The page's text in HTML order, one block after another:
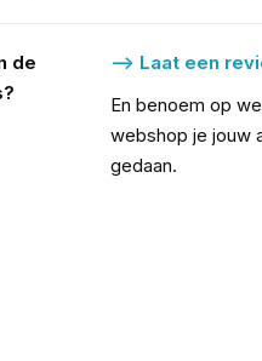
de
--> Laat een
En benoem op
webshop je jouw
gedaan.